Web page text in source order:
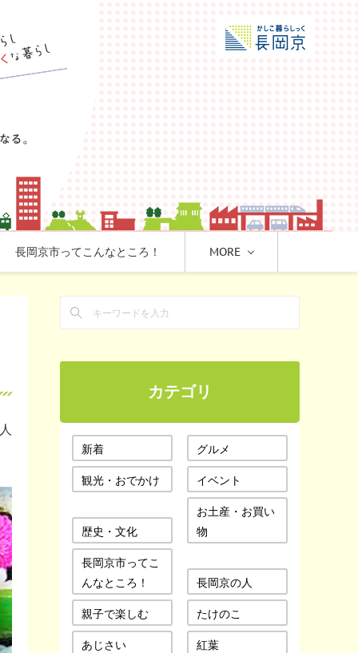
長岡京市ってこんなところ！ MORE
カテゴリ
新着
グルメ
観光・おでかけ
イベント
歴史・文化
お土産・お買い
物
長岡京市ってこ
んなところ！
長岡京の人
親子で楽しむ
たけのこ
あじさい
紅葉